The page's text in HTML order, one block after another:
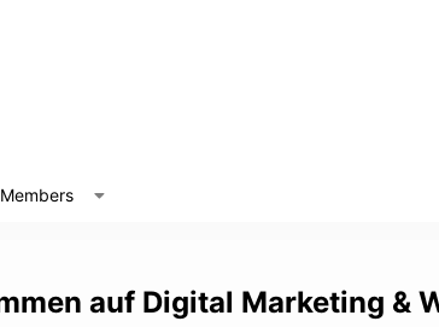
Members
Digital Marketing &